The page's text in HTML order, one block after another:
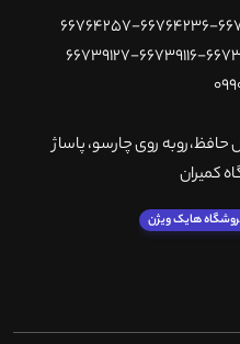
حافظ،روبه روی چارسو، پاساژ
هایک ویژن